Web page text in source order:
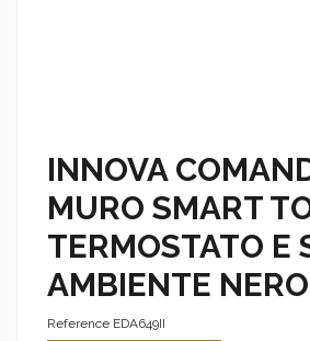
INNOVA
MURO SMART
TERMOSTATO E
AMBIENTE
Reference EDA649II